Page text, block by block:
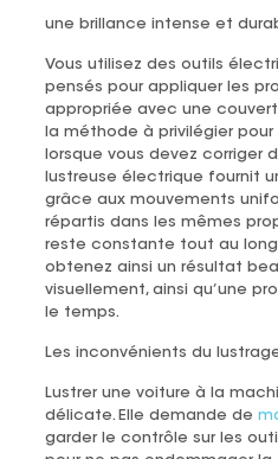
une brillance intense et
Vous utilisez des outils
pensés pour appliquer les
appropriée avec une
la méthode à privilégier
lorsque vous devez corriger
lustreuse électrique fournit
grâce aux mouvements
répartis dans les mêmes
reste constante tout au long
obtenez ainsi un résultat
visuellement, ainsi qu’une
le temps.
Les inconvénients du
Lustrer une voiture à la
délicate. Elle demande de
garder le contrôle sur les